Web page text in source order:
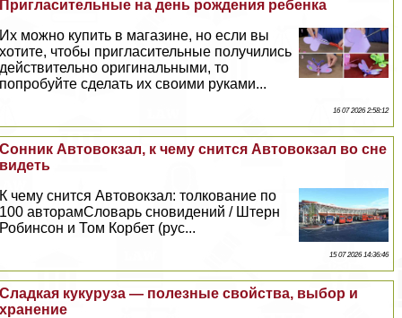
Пригласительные на день рождения ребенка
Их можно купить в магазине, но если вы
хотите, чтобы пригласительные получились
действительно оригинальными, то
попробуйте сделать их своими руками...
16 07 2026 2:58:12
Сонник Автовокзал, к чему снится Автовокзал во сне
видеть
К чему снится Автовокзал: толкование по
100 авторамСловарь сновидений / Штерн
Робинсон и Том Корбет (рус...
15 07 2026 14:36:46
Сладкая кукуруза — полезные свойства, выбор и
хранение